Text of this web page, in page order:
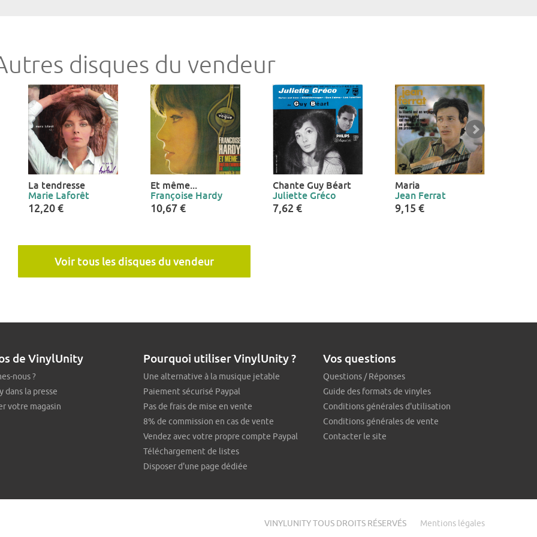
disques du vendeur
La tendresse
Marie Laforêt
12,20 €
Et même...
Françoise Hardy
10,67 €
Chante Guy Béart
Juliette Gréco
7,62 €
Maria
Jean Ferrat
9,15 €
Voir tous les disques du vendeur
de VinylUnity
nous ?
dans la presse
votre magasin
Pourquoi utiliser VinylUnity ?
Une alternative à la musique jetable
Paiement sécurisé Paypal
Pas de frais de mise en vente
8% de commission en cas de vente
Vendez avec votre propre compte Paypal
Téléchargement de listes
Disposer d'une page dédiée
Vos questions
Questions / Réponses
Guide des formats de vinyles
Conditions générales d'utilisation
Conditions générales de vente
Contacter le site
VINYLUNITY TOUS DROITS RÉSERVÉS Mentions légales